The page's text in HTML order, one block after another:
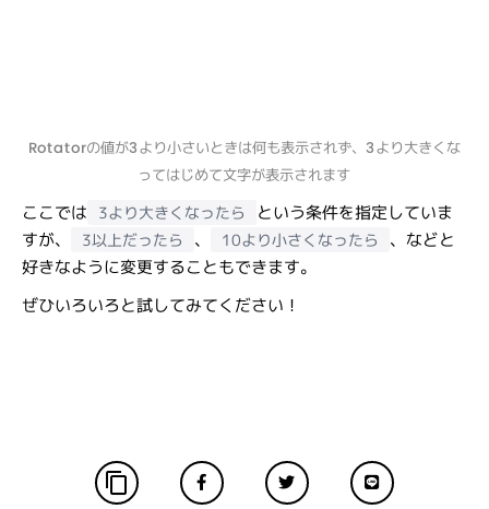
Rotatorの値が3より小さいときは何も表示されず、3より大きくな
ってはじめて文字が表示されます
ここでは 3より大きくなったら という条件を指定していま
すが、 3以上だったら 、 10より小さくなったら 、などと
好きなように変更することもできます。
ぜひいろいろと試してみてください！
content_copy